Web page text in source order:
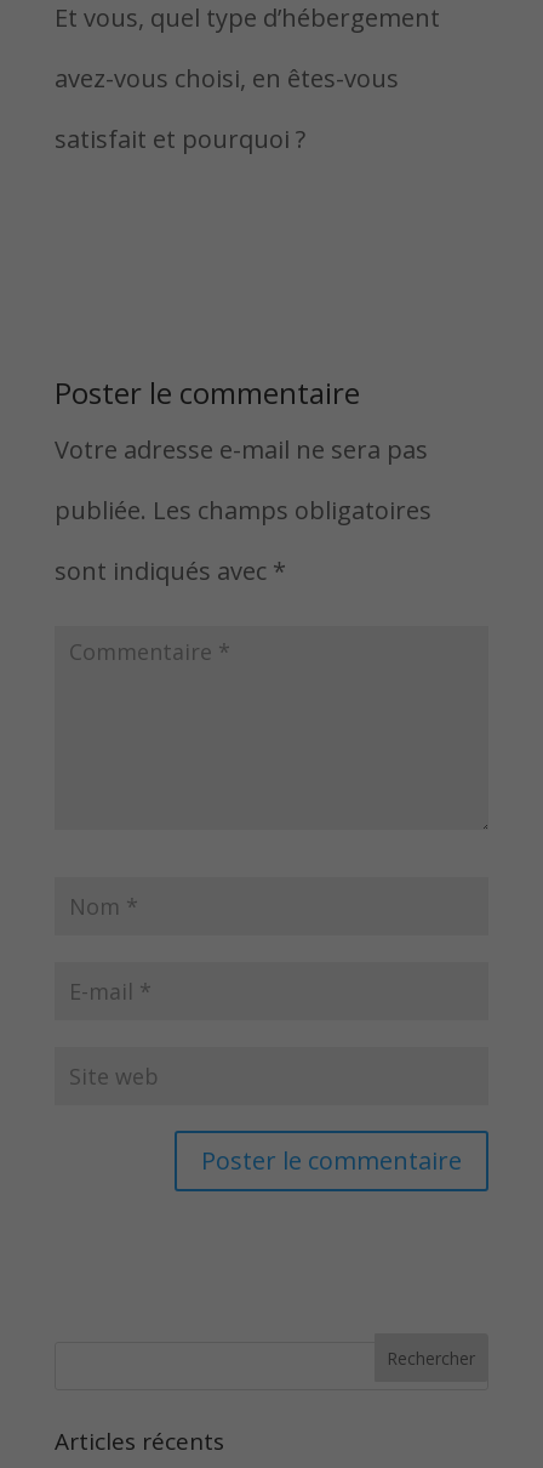
Et vous, quel type d’hébergement
avez-vous choisi, en êtes-vous
satisfait et pourquoi ?
Poster le commentaire
Votre adresse e-mail ne sera pas
publiée. Les champs obligatoires
sont indiqués avec *
Articles récents